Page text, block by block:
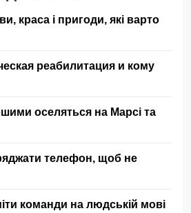
краса і пригоди, які варто
реабилитация и кому
оселяться на Марсі та
телефон, щоб не
команди на людській мові